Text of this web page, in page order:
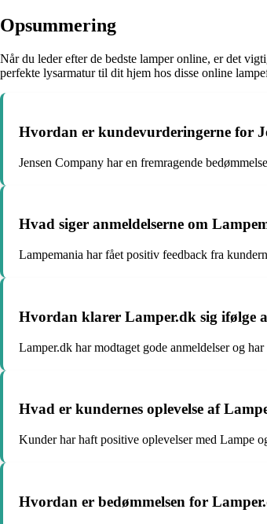
Opsummering
Når du leder efter de bedste lamper online, er det
perfekte lysarmatur til dit hjem hos disse online
Hvordan er kundevurderingerne for
Jensen Company har en fremragende
Hvad siger anmeldelserne om
Lampemania har fået positiv feedback fra
Hvordan klarer Lamper.dk sig ifølge
Lamper.dk har modtaget gode anmeldelser og
Hvad er kundernes oplevelse af
Kunder har haft positive oplevelser med Lampe
Hvordan er bedømmelsen for